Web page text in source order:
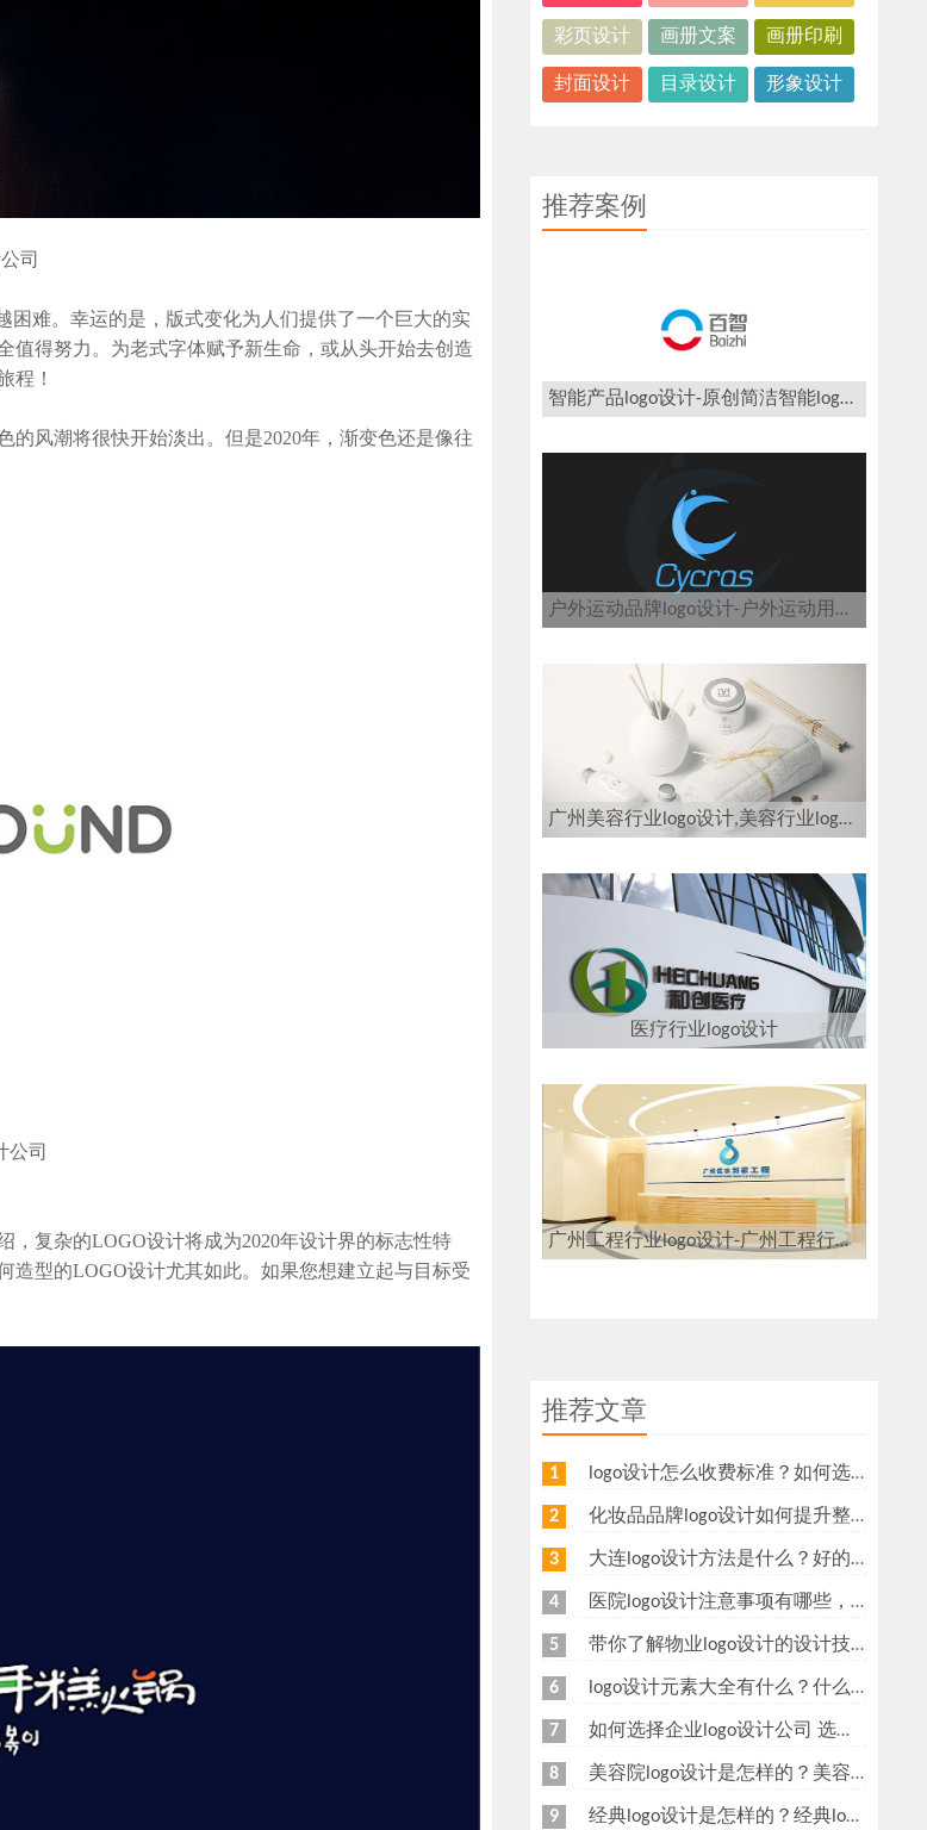
司
困难。幸运的是，版式变化为人们提供了一个巨大的实
值得努力。为老式字体赋予新生命，或从头开始去创造
程！
风潮将很快开始淡出。但是2020年，渐变色还是像往
公司
，复杂的LOGO设计将成为2020年设计界的标志性特
造型的LOGO设计尤其如此。如果您想建立起与目标受
彩页设计 画册文案 画册印刷
封面设计 目录设计 形象设计
推荐案例
智能产品logo设计-原创简洁智能logo设计案例欣赏
户外运动品牌logo设计-户外运动用品logo设计公司
广州美容行业logo设计,美容行业logo设计公司
医疗行业logo设计
广州工程行业logo设计-广州工程行业logo设计公司
推荐文章
1 logo设计怎么收费标准？如何选择logo设计公司？
2 化妆品品牌logo设计如何提升整体价值？可以从这几个方面设计
3 大连logo设计方法是什么？好的logo如何设计
4 医院logo设计注意事项有哪些，医院logo设计哪家好呢？
5 带你了解物业logo设计的设计技巧
6 logo设计元素大全有什么？什么是logo设计？
7 如何选择企业logo设计公司 选择logo设计公司时要注意什么
8 美容院logo设计是怎样的？美容行业标志设计方法
9 经典logo设计是怎样的？经典logo设计标准有哪些